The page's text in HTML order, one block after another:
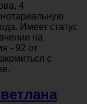
4
Имеет статус
на
- 92 от
с